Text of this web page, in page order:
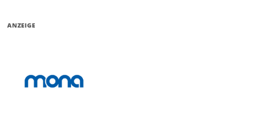
ANZEIGE